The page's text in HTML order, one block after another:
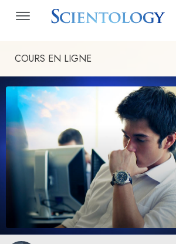
COURS EN LIGNE